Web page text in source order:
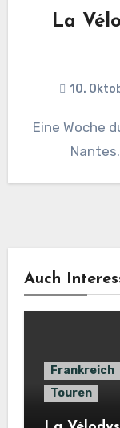
La
10.
Eine Woche durch die Bretagne von Morlaix bis
Auch
Frankreich
Touren